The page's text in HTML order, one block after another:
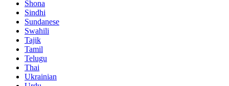
Shona
Sindhi
Sundanese
Swahili
Tajik
Tamil
Telugu
Thai
Ukrainian